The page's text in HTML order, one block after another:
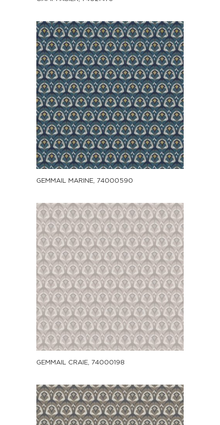
GEMMAIL MARINE, 74000590
GEMMAIL CRAIE, 74000198